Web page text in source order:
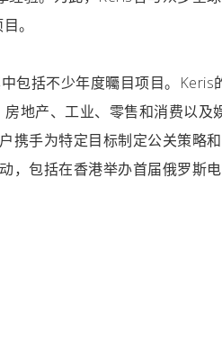
。
包括不少年度曯目项目。Keris
地产、工业、零售和消费以及
携手为特定目标制定公关策略
，包括在香港举办首届俄罗斯